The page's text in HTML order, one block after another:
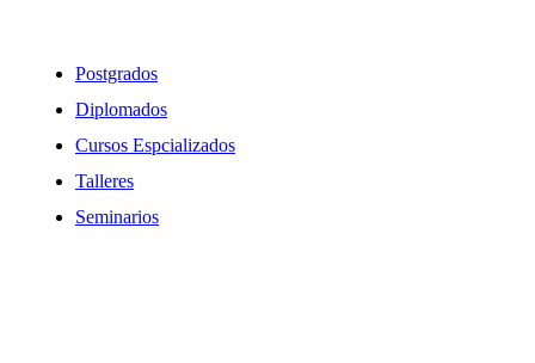
Postgrados
Diplomados
Cursos Espcializados
Talleres
Seminarios